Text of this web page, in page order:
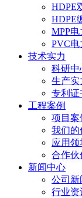
HDPE
HDPE
MPP电
PVC电
技术实力
科研中
生产实
专利证
工程案例
项目案
我们的
应用领
合作伙
新闻中心
公司新
行业资